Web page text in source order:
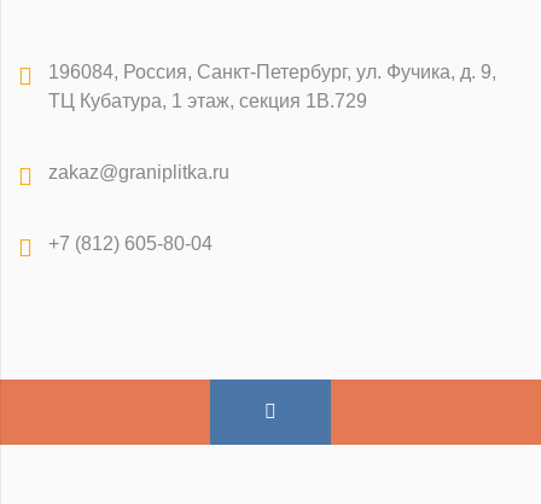
196084, Россия, Санкт-Петербург, ул. Фучика, д. 9,
ТЦ Кубатура, 1 этаж, секция 1В.729
zakaz@graniplitka.ru
+7 (812) 605-80-04